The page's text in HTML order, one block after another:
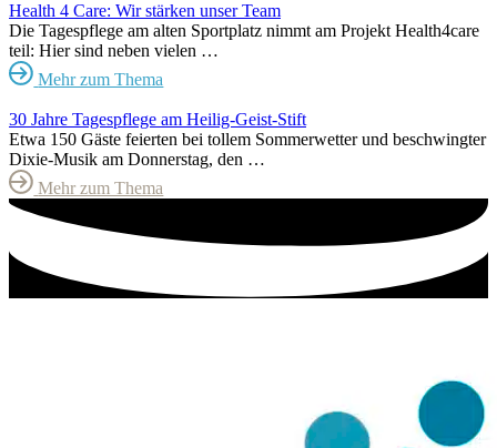
Health 4 Care: Wir stärken unser Team
Die Tagespflege am alten Sportplatz nimmt am Projekt Health4care
teil: Hier sind neben vielen …
Mehr zum Thema
30 Jahre Tagespflege am Heilig-Geist-Stift
Etwa 150 Gäste feierten bei tollem Sommerwetter und beschwingter
Dixie-Musik am Donnerstag, den …
Mehr zum Thema